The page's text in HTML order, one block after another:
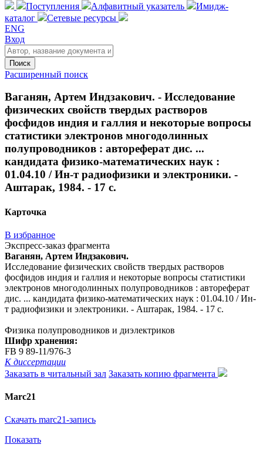
Поступления Алфавитный указатель
Имидж-
каталог
Сетевые ресурсы
ENG
Вход
Поиск
Расширенный поиск
Ваганян, Артем Индзакович. - Исследование
физических свойств твердых растворов
фосфидов индия и галлия и некоторые вопросы
статистики электронов многодолинных
полупроводников : автореферат дис. ...
кандидата физико-математических наук :
01.04.10 / Ин-т радиофизики и электроники. -
Аштарак, 1984. - 17 с.
Карточка
В избранное
Экспресс-заказ фрагмента
Ваганян, Артем Индзакович.
Исследование физических свойств твердых растворов
фосфидов индия и галлия и некоторые вопросы статистики
электронов многодолинных полупроводников : автореферат
дис. ... кандидата физико-математических наук : 01.04.10 / Ин-
т радиофизики и электроники. - Аштарак, 1984. - 17 с.
Физика полупроводников и диэлектриков
Шифр хранения:
FB 9 89-11/976-3
К диссертации
Заказать в читальный зал Заказать копию фрагмента
Marc21
Скачать marc21-запись
Показать